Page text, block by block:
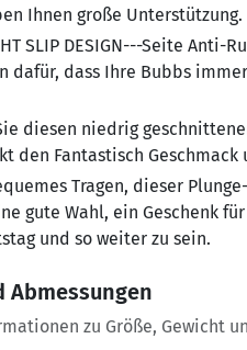
Ihnen große Unterstützung.
SLIP DESIGN---Seite
dafür, dass Ihre Bubbs
diesen niedrig
den Fantastisch
Tragen, dieser
gute Wahl, ein Geschenk
und so weiter zu sein.
Abmessungen
zu Größe, Gewicht